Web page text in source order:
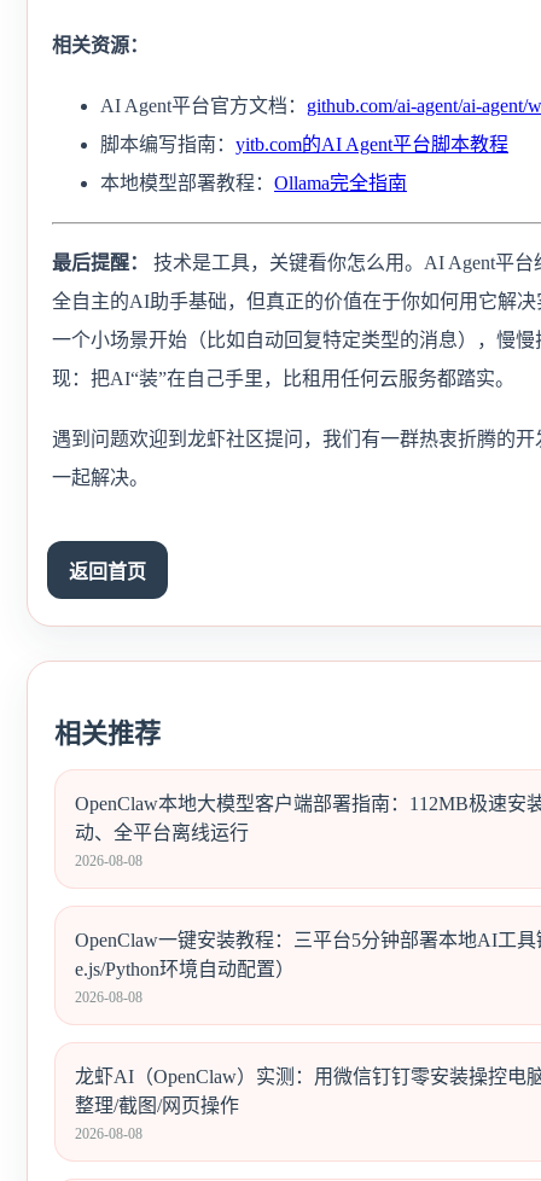
相关资源：
AI Agent平台官方文档： github.com/ai-agent/ai-agent/
脚本编写指南： yitb.com的AI Agent平台脚本教程
本地模型部署教程： Ollama完全指南
最后提醒：
技术是工具，关键看你怎么用。AI Agent平台
全自主的AI助手基础，但真正的价值在于你如何用它解
一个小场景开始（比如自动回复特定类型的消息），慢慢
现：把AI“装”在自己手里，比租用任何云服务都踏实。
遇到问题欢迎到龙虾社区提问，我们有一群热衷折腾的开
一起解决。
返回首页
相关推荐
OpenClaw本地大模型客户端部署指南：112MB极速安
动、全平台离线运行
2026-08-08
OpenClaw一键安装教程：三平台5分钟部署本地AI工具
e.js/Python环境自动配置）
2026-08-08
龙虾AI（OpenClaw）实测：用微信钉钉零安装操控电
整理/截图/网页操作
2026-08-08